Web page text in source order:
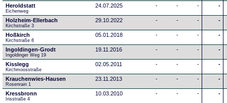
Heroldstatt
Eichenweg
24.07.2025 - - - -
Holzheim-Ellerbach
Kirchstraße 3
29.10.2022 - - - -
Hoßkirch
Kirchstraße 8
05.01.2018 - - - -
Ingoldingen-Grodt
Ingoldinger Weg 19
19.11.2016 - - - -
Kisslegg
Kirchmoosstraße
02.05.2011 - - - -
Krauchenwies-Hausen
Rosenrain 1
23.11.2013 - - - -
Kressbronn
Irisstraße 4
10.03.2010 - - - -